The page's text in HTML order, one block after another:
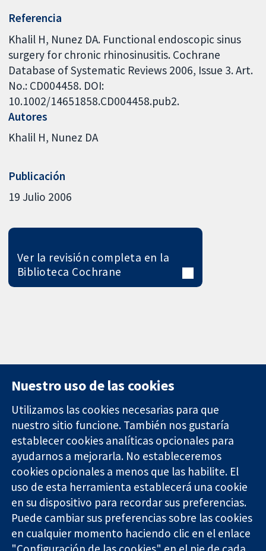
Referencia
Khalil H, Nunez DA. Functional endoscopic sinus
surgery for chronic rhinosinusitis. Cochrane
Database of Systematic Reviews 2006, Issue 3. Art.
No.: CD004458. DOI:
10.1002/14651858.CD004458.pub2.
Autores
Khalil H Nunez DA
Publicación
19 Julio 2006
Ver la revisión completa en la
Biblioteca Cochrane
Evidencia fiable.
Decisiones
informadas.
Mejor salud.
11-13 Cavendish
Square
Londres
W1G 0AN
Reino Unido
Contacto
Noticias
Prensa
Sobre
nosotros
Empleo
Cochrane
Library
Nuestro uso de las cookies
Utilizamos las cookies necesarias para que
nuestro sitio funcione. También nos gustaría
establecer cookies analíticas opcionales para
ayudarnos a mejorarla. No estableceremos
cookies opcionales a menos que las habilite. El
uso de esta herramienta establecerá una cookie
en su dispositivo para recordar sus preferencias.
Puede cambiar sus preferencias sobre las cookies
en cualquier momento haciendo clic en el enlace